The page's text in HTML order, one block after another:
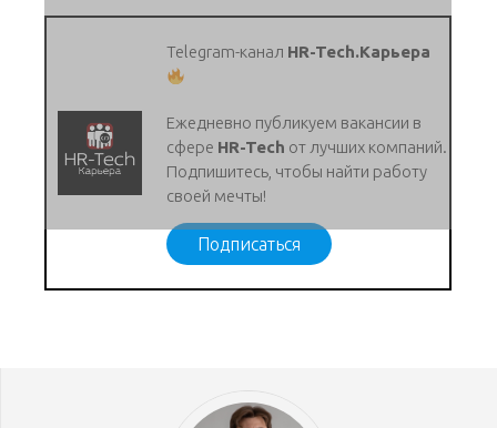
Telegram-канал HR-Tech.Карьера
Ежедневно публикуем вакансии в
сфере HR-Tech от лучших компаний.
Подпишитесь, чтобы найти работу
своей мечты!
Подписаться